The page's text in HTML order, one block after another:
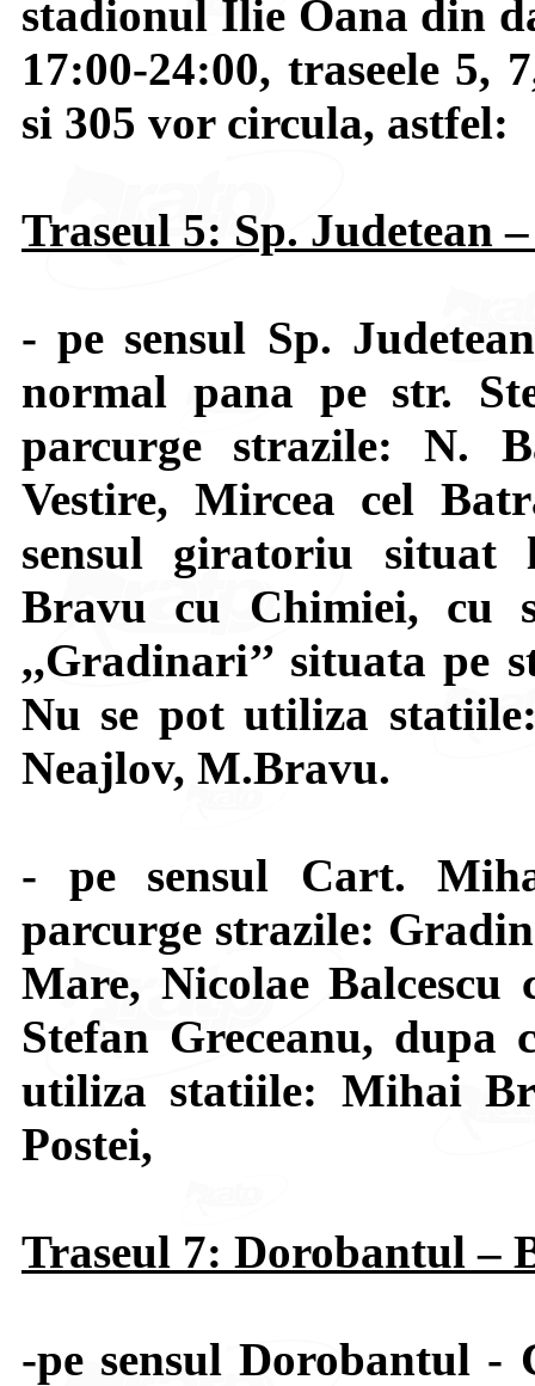
stadionul Ilie Oana din
17:00-24:00, traseele 5,
si 305 vor circula, astfel:
Traseul 5: Sp. Judetean
- pe sensul Sp.
normal pana pe str.
parcurge strazile: N.
Vestire, Mircea cel
sensul giratoriu situat
Bravu cu Chimiei, cu
,,Gradinari’’ situata pe
Nu se pot utiliza
Neajlov, M.Bravu.
- pe sensul Cart.
parcurge strazile:
Mare, Nicolae
Stefan Greceanu, dupa
utiliza statiile: Mihai
Postei,
Traseul 7: Dorobantul –
-pe sensul Dorobantul -